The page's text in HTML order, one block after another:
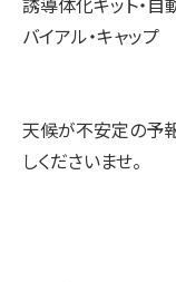
バイアル・キャップ
天候が不安定の予
しくださいませ。